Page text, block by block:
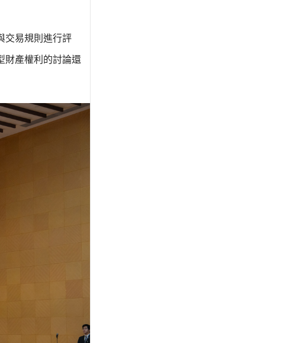
交易規則進行評
財產權利的討論還